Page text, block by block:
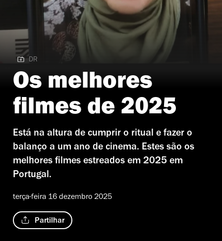
DR | Com a Alma na Mão, Caminha
DR
Os melhores
filmes de 2025
Está na altura de cumprir o ritual e fazer o
balanço a um ano de cinema. Estes são os
melhores filmes estreados em 2025 em
Portugal.
terça-feira 16 dezembro 2025
Partilhar